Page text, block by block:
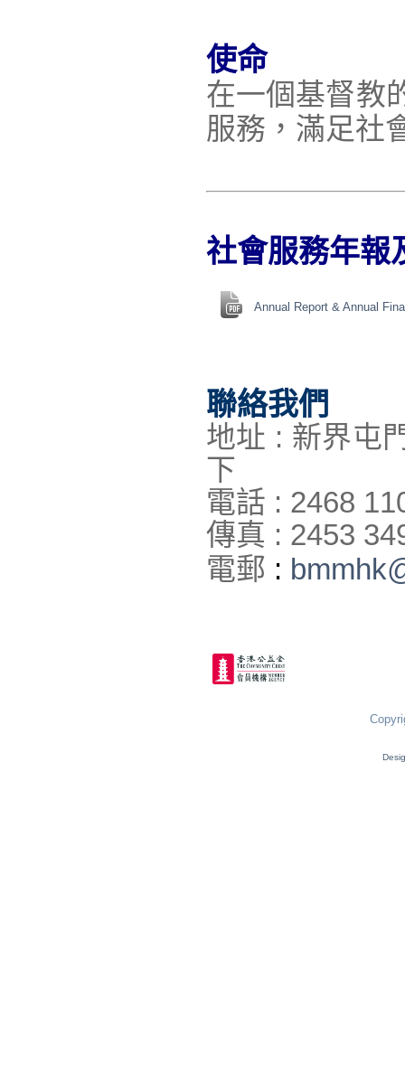
使命
在一個基督教
服務，滿足社
社會服務年報
Annual Report & Annual
聯絡我們
地址 : 新界屯
下
電話 : 2468
傳真 : 2453
電郵 :